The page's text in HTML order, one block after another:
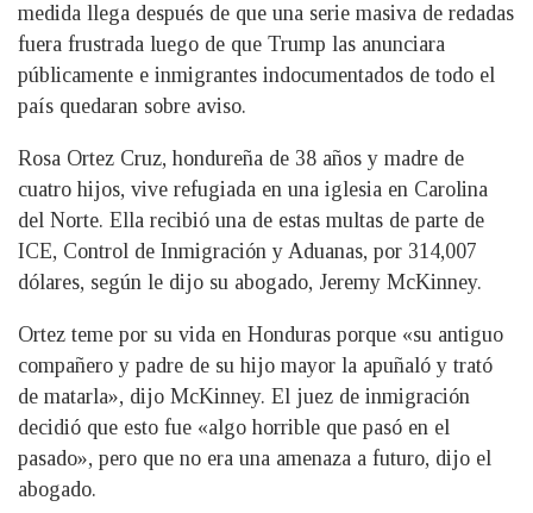
medida llega después de que una serie masiva de redadas
fuera frustrada luego de que Trump las anunciara
públicamente e inmigrantes indocumentados de todo el
país quedaran sobre aviso.
Rosa Ortez Cruz, hondureña de 38 años y madre de
cuatro hijos, vive refugiada en una iglesia en Carolina
del Norte. Ella recibió una de estas multas de parte de
ICE, Control de Inmigración y Aduanas, por 314,007
dólares, según le dijo su abogado, Jeremy McKinney.
Ortez teme por su vida en Honduras porque «su antiguo
compañero y padre de su hijo mayor la apuñaló y trató
de matarla», dijo McKinney. El juez de inmigración
decidió que esto fue «algo horrible que pasó en el
pasado», pero que no era una amenaza a futuro, dijo el
abogado.